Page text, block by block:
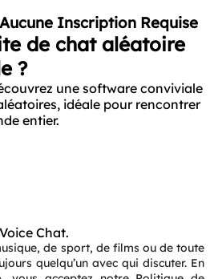
Inscription Requise
de chat aléatoire
?
une software conviviale
idéale pour rencontrer
entier.
Chat.
de sport, de films ou de toute
quelqu’un avec qui discuter. En